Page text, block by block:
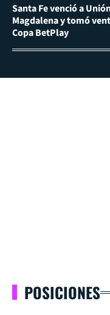
Santa Fe venció a
Magdalena y tomó
Copa BetPlay
POSICIONES